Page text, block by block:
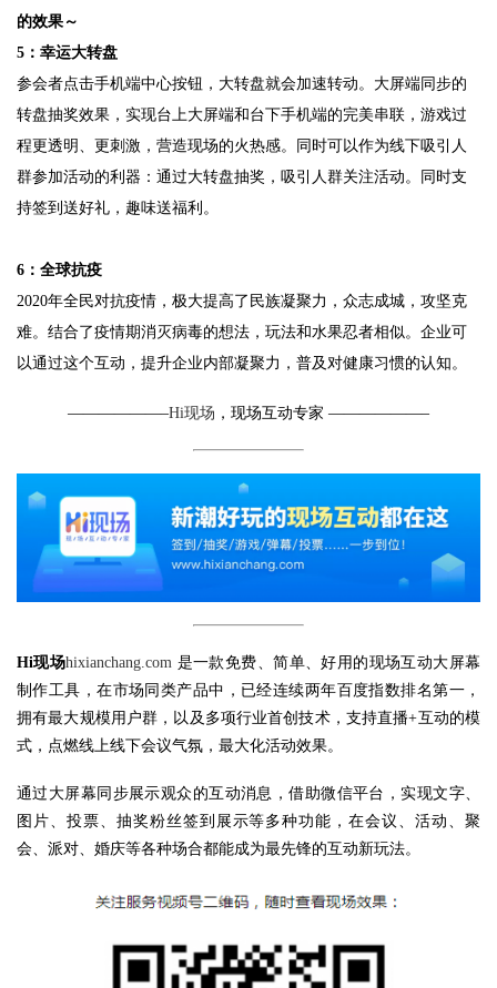
的效果～
5：幸运大转盘
参会者点击手机端中心按钮，大转盘就会加速转动。大屏端同步的
转盘抽奖效果，实现台上大屏端和台下手机端的完美串联，游戏过
程更透明、更刺激，营造现场的火热感。同时可以作为线下吸引人
群参加活动的利器：通过大转盘抽奖，吸引人群关注活动。同时支
持签到送好礼，趣味送福利。
6：全球抗疫
2020年全民对抗疫情，极大提高了民族凝聚力，众志成城，攻坚克
难。结合了疫情期消灭病毒的想法，玩法和水果忍者相似。企业可
以通过这个互动，提升企业内部凝聚力，普及对健康习惯的认知。
——————–Hi现场 ，现场互动专家 ——————–
Hi现场hixianchang.com 是一款免费、简单、好用的现场互动大屏幕
制作工具，在市场同类产品中，已经连续两年百度指数排名第一，
拥有最大规模用户群，以及多项行业首创技术，支持直播+互动的模
式，点燃线上线下会议气氛，最大化活动效果。
通过大屏幕同步展示观众的互动消息，借助微信平台，实现文字、
图片、投票、抽奖粉丝签到展示等多种功能，在会议、活动、聚
会、派对、婚庆等各种场合都能成为最先锋的互动新玩法。